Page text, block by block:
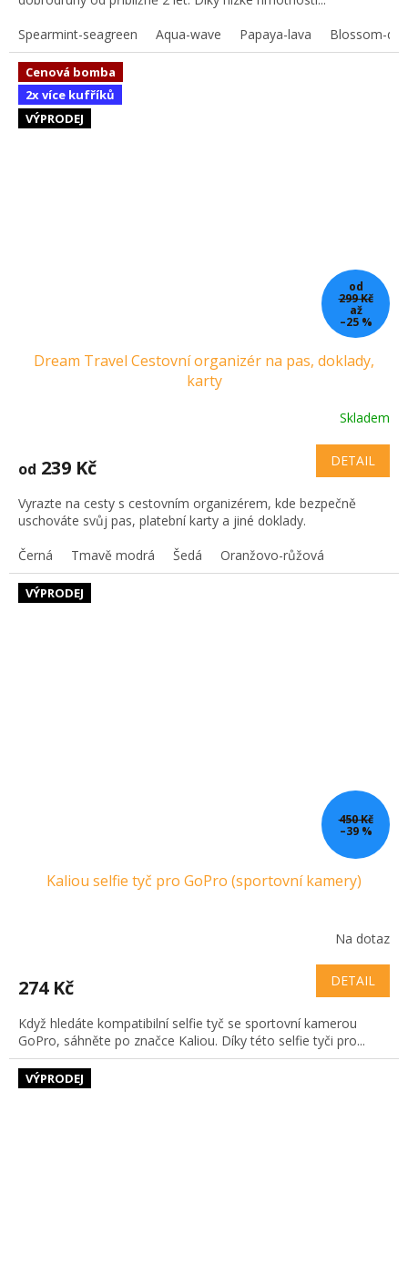
Spearmint-seagreen
Aqua-wave Papaya-lava Blossom-
Cenová bomba
2x více kufříků
VÝPRODEJ
od
299 Kč
až
–25 %
Dream Travel Cestovní organizér na pas, doklady,
karty
Skladem
od 239 Kč DETAIL
Vyrazte na cesty s cestovním organizérem, kde bezpečně
uschováte svůj pas, platební karty a jiné doklady.
Černá
Tmavě modrá Šedá Oranžovo-růžová
VÝPRODEJ
450 Kč
–39 %
Kaliou selfie tyč pro GoPro (sportovní kamery)
Na dotaz
274 Kč DETAIL
Když hledáte kompatibilní selfie tyč se sportovní kamerou
GoPro, sáhněte po značce Kaliou. Díky této selfie tyči pro...
VÝPRODEJ